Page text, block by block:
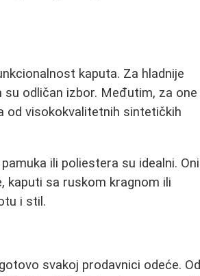
kaputa. Za hladnije
su odličan izbor. Međutim, za one
od visokokvalitetnih sintetičkih
ili poliestera su idealni. Oni
kaputi sa ruskom kragnom ili
i stil.
svakoj prodavnici odeće. Od